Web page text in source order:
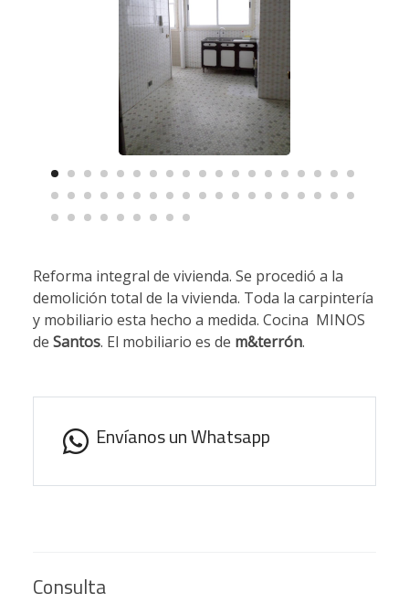
Reforma integral de vivienda. Se procedió a la
demolición total de la vivienda. Toda la carpintería
y mobiliario esta hecho a medida. Cocina MINOS
de Santos. El mobiliario es de m&terrón.
Envíanos un Whatsapp
Consulta